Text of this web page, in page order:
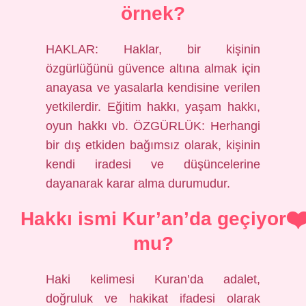
örnek?
HAKLAR: Haklar, bir kişinin
özgürlüğünü güvence altına almak için
anayasa ve yasalarla kendisine verilen
yetkilerdir. Eğitim hakkı, yaşam hakkı,
oyun hakkı vb. ÖZGÜRLÜK: Herhangi
bir dış etkiden bağımsız olarak, kişinin
kendi iradesi ve düşüncelerine
dayanarak karar alma durumudur.
Hakkı ismi Kur’an’da geçiyor
mu?
Haki kelimesi Kuran’da adalet,
doğruluk ve hakikat ifadesi olarak